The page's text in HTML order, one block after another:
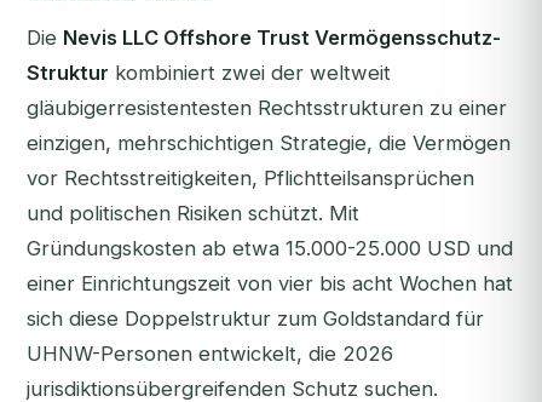
Die Nevis LLC Offshore Trust Vermögensschutz-
Struktur kombiniert zwei der weltweit
gläubigerresistentesten Rechtsstrukturen zu einer
einzigen, mehrschichtigen Strategie, die Vermögen
vor Rechtsstreitigkeiten, Pflichtteilsansprüchen
und politischen Risiken schützt. Mit
Gründungskosten ab etwa 15.000-25.000 USD und
einer Einrichtungszeit von vier bis acht Wochen hat
sich diese Doppelstruktur zum Goldstandard für
UHNW-Personen entwickelt, die 2026
jurisdiktionsübergreifenden Schutz suchen.